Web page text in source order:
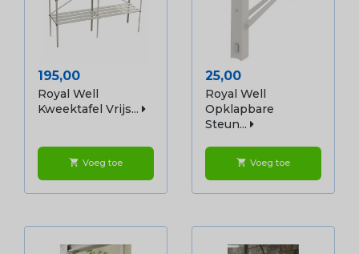
Prijs
195,00
Royal Well
Kweektafel Vrijs...
shopping_cart Voeg toe
Prijs
25,00
Royal Well
Opklapbare
Steun...
shopping_cart Voeg toe